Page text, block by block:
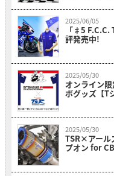
2025/06/05
「♯5 F.C.C. TSR Honda France」 チームグッズ好
評発売中!
2025/05/30
オンライン
ボグッズ【T
2025/05/30
TSR×アール
プオン for